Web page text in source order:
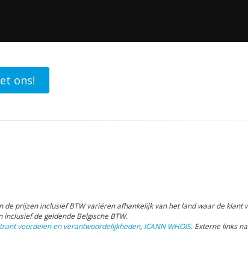
ons!
prijzen inclusief BTW variëren afhankelijk van het land waar de klant
de geldende Belgische BTW.
voordelen en verantwoordelijkheden, ICANN WHOIS. Externe links